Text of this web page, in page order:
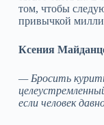
том, чтобы
привычкой
Ксения
— Бросить
если человек